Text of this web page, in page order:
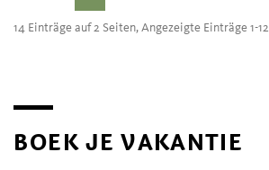
14 Einträge auf 2 Seiten, Angezeigte Einträge 1-12
BOEK JE VAKANTIE